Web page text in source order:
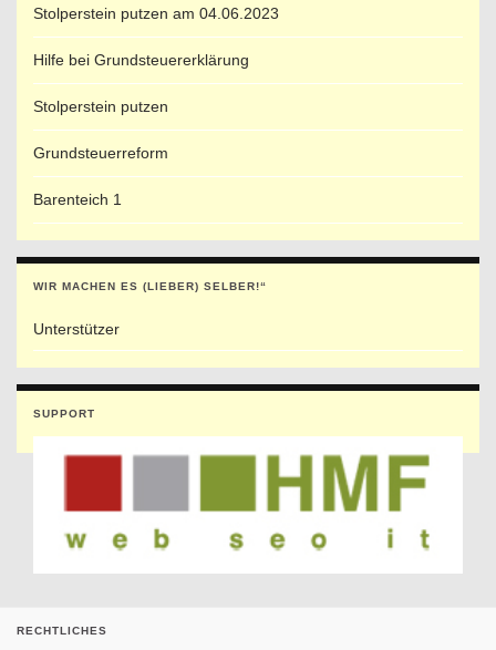
Stolperstein putzen am 04.06.2023
Hilfe bei Grundsteuererklärung
Stolperstein putzen
Grundsteuerreform
Barenteich 1
WIR MACHEN ES (LIEBER) SELBER!“
Unterstützer
SUPPORT
RECHTLICHES